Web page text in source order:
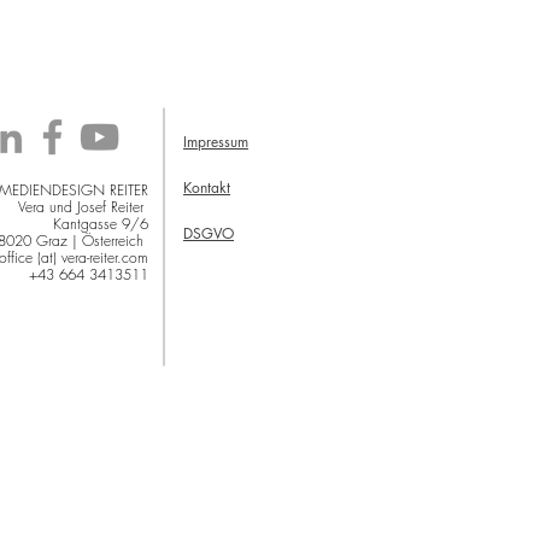
REITER
Vera und Josef Reiter
Kantgasse 9/6
8020 Graz | Österreich
office (at) vera-reiter.com
+43 664 3413511
Impressum
Kontakt
DSGVO